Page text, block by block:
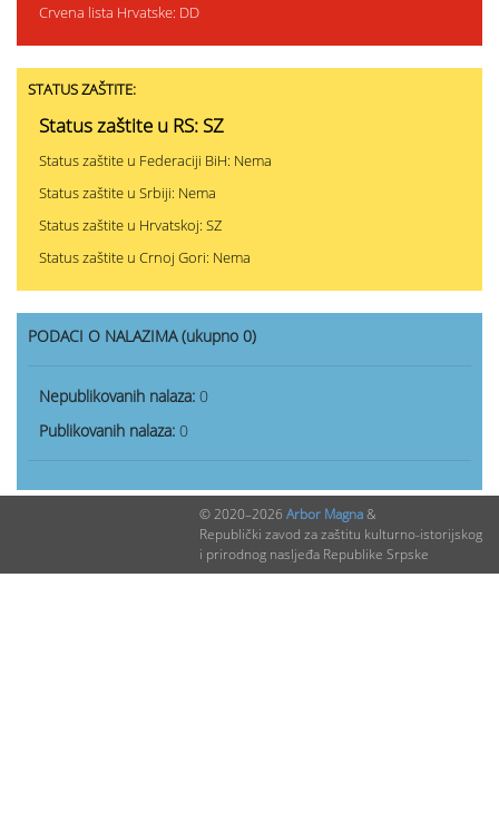
Crvena lista Hrvatske: DD
STATUS ZAŠTITE:
Status zaštite u RS: SZ
Status zaštite u Federaciji BiH: Nema
Status zaštite u Srbiji: Nema
Status zaštite u Hrvatskoj: SZ
Status zaštite u Crnoj Gori: Nema
PODACI O NALAZIMA (ukupno 0)
Nepublikovanih nalaza: 0
Publikovanih nalaza: 0
© 2020–2026 Arbor Magna&
Republički zavod za zaštitu kulturno-istorijskog
i prirodnog nasljeđa Republike Srpske